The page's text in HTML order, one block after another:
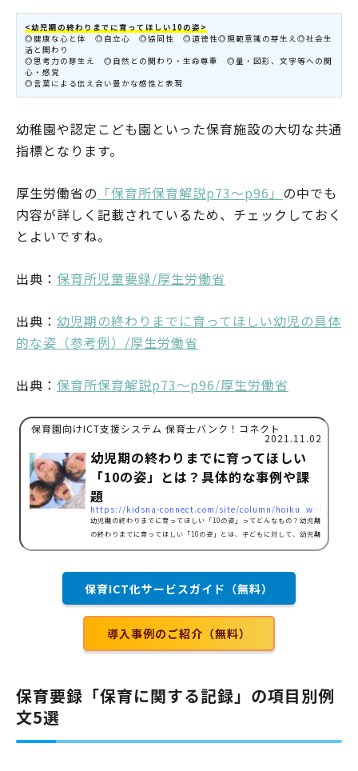
<幼児期の終わりまでに育ってほしい10の姿>
◎健康な心と体 ◎自立心 ◎協同性 ◎道徳性◎規範意識の芽生え◎社会生
活と関わり
◎思考力の芽生え ◎自然との関わり・生命尊重 ◎量・図形、文字等への関
心・感覚
◎言葉による伝え合い豊かな感性と表現
幼稚園や認定こども園といった保育施設の大切な共通
指標となります。
厚生労働省の 「保育所保育解説p73～p96」 の中でも
内容が詳しく記載されているため、チェックしておく
とよいですね。
出典： 保育所児童要録/厚生労働省
出典： 幼児期の終わりまでに育ってほしい幼児の具体
的な姿（参考例）/厚生労働省
出典： 保育所保育解説p73～p96/厚生労働省
保育園向けICT支援システム 保育士バンク！コネクト
2021.11.02
幼児期の終わりまでに育ってほしい
「10の姿」とは？具体的な事例や課
題
https://kidsna-connect.com/site/column/hoiku_workstyle/7199
幼児期の終わりまでに育ってほしい「10の姿」ってどんなもの？幼児期
の終わりまでに育ってほしい「10の姿」とは、子どもに対して、幼児期
の終わり、小学校に入学する前に育ってほしい資質や能力をまとめた指
指針」、認定こども園には「幼保連携型認定こども園教育・保育要領」
とそれぞれの施設ごとに指針が存在します。「10の姿」は小学校への接
続を考え、それぞれの施設の共通の指針として、2018年4月に策定され
ました。項目は以下の通りです。健康な心と体自立心協…
保育ICT化サービスガイド（無料）
導入事例のご紹介（無料）
保育要録「保育に関する記録」の項目別例
文5選